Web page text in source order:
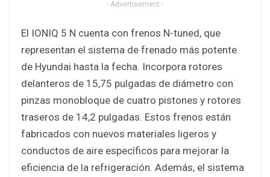
- Advertisement -
El IONIQ 5 N cuenta con frenos N-tuned, que
representan el sistema de frenado más potente
de Hyundai hasta la fecha. Incorpora rotores
delanteros de 15,75 pulgadas de diámetro con
pinzas monobloque de cuatro pistones y rotores
traseros de 14,2 pulgadas. Estos frenos están
fabricados con nuevos materiales ligeros y
conductos de aire específicos para mejorar la
eficiencia de la refrigeración. Además, el sistema